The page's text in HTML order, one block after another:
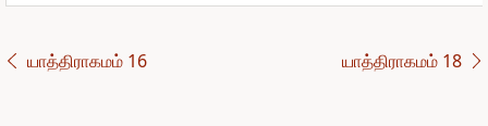
யாத்திராகமம் 16 யாத்திராகமம் 18